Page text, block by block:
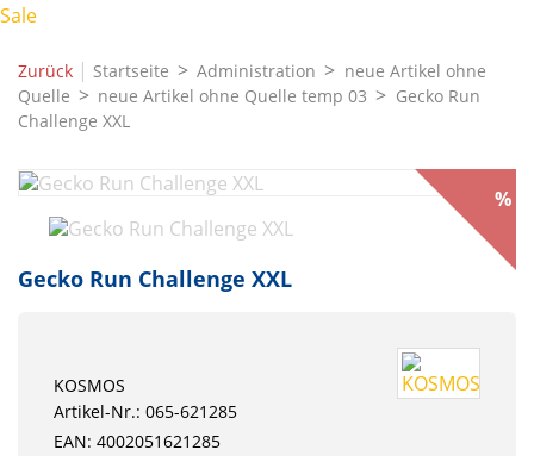
Sale
Zurück | Startseite Administration
neue Artikel ohne
Quelle
neue Artikel ohne Quelle temp 03
Gecko Run
Challenge XXL
%
Gecko Run Challenge XXL
KOSMOS
Artikel-Nr.: 065-621285
EAN: 4002051621285